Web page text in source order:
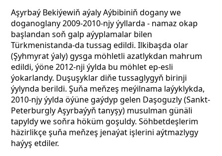
Aşyrbaý Bekiýewiň aýaly Aýbibiniň dogany we
doganoglany 2009-2010-njy ýyllarda - namaz okap
başlandan soň galp aýyplamalar bilen
Türkmenistanda-da tussag edildi. Ilkibaşda olar
(Şyhmyrat ýaly) gysga möhletli azatlykdan mahrum
edildi, ýöne 2012-nji ýylda bu möhlet ep-esli
ýokarlandy. Duşuşyklar diňe tussaglygyň birinji
ýylynda berildi. Şuňa meňzeş meýilnama laýyklykda,
2010-njy ýylda öýüne gaýdyp gelen Daşoguzly (Sankt-
Peterburgly Aşyrbaýyň tanyşy) musulman günäli
tapyldy we soňra höküm goşuldy. Söhbetdeşlerim
häzirlikçe şuňa meňzeş jenaýat işlerini aýtmazlygy
haýyş etdiler.